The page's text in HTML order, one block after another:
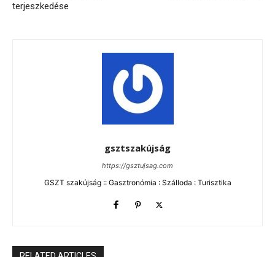
terjeszkedése
gsztszakújság
https://gsztujsag.com
GSZT szakújság :: Gasztronómia : Szálloda : Turisztika